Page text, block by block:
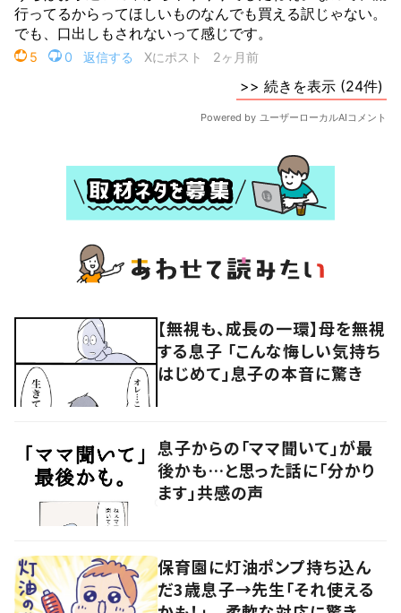
【無視も、成長の一環】母を無視
する息子 「こんな悔しい気持ち
はじめて」息子の本音に驚き
息子からの「ママ聞いて」が最
後かも…と思った話に「分かり
ます」共感の声
保育園に灯油ポンプ持ち込ん
だ3歳息子→先生「それ使える